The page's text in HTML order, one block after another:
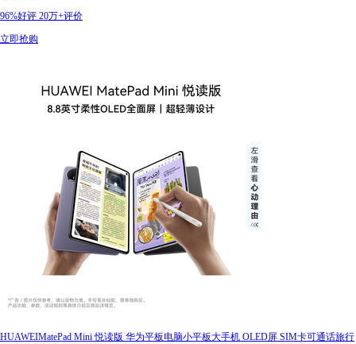
96%好评 20万+评价
立即抢购
HUAWEIMatePad Mini 悦读版 华为平板电脑小平板大手机 OLED屏 SIM卡可通话旅行